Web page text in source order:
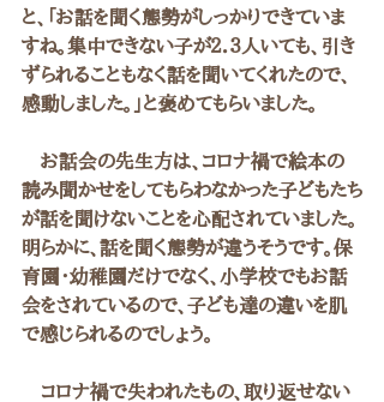
と、「お話を聞く態勢がしっかりできていま
すね。集中できない子が２．３人いても、引き
ずられることもなく話を聞いてくれたので、
感動しました。」と褒めてもらいました。
お話会の先生方は、コロナ禍で絵本の
読み聞かせをしてもらわなかった子どもたち
が話を聞けないことを心配されていました。
明らかに、話を聞く態勢が違うそうです。保
育園・幼稚園だけでなく、小学校でもお話
会をされているので、子ども達の違いを肌
で感じられるのでしょう。
コロナ禍で失われたもの、取り返せない